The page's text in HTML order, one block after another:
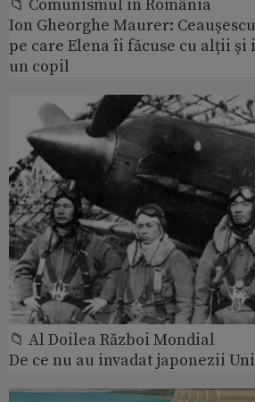
📁 Comunismul in România
Ion Gheorghe Maurer:
pe care Elena îi făcuse cu alții și
un copil
📁 Al Doilea Război Mondial
De ce nu au invadat japonezii